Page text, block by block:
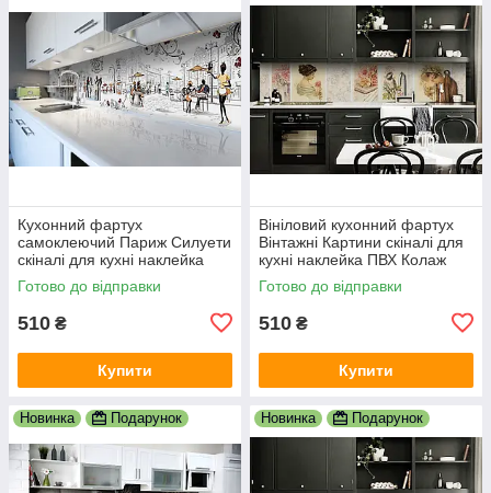
Кухонний фартух
самоклеючий Париж Силуети
скіналі для кухні наклейка
ПВХ люди мальований
вулиця 600х2000 мм
Готово до відправки
510 ₴
Купити
Вініловий кухонний фартух
Вінтажні Картини скіналі для
кухні наклейка ПВХ Колаж
Люди Бежевий 600х2000 мм
Готово до відправки
510 ₴
Купити
Новинка Подарунок Новинка Подарунок